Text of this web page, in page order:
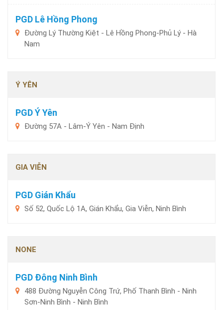
PGD Lê Hồng Phong
Đường Lý Thường Kiệt - Lê Hồng Phong-Phủ Lý - Hà
Nam
Ý YÊN
PGD Ý Yên
Đường 57A - Lâm-Ý Yên - Nam Định
GIA VIỄN
PGD Gián Khẩu
Số 52, Quốc Lộ 1A, Gián Khẩu, Gia Viễn, Ninh Bình
NONE
PGD Đông Ninh Bình
488 Đường Nguyễn Công Trứ, Phố Thanh Bình - Ninh
Sơn-Ninh Bình - Ninh Bình